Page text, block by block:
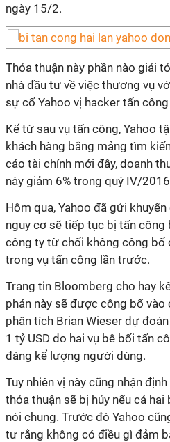
ngày 15/2.
Thỏa thuận này phần nào giải
nhà đầu tư về việc thương vụ
sự cố Yahoo vị hacker tấn
Kể từ sau vụ tấn công, Yahoo
khách hàng bằng mảng tìm
cáo tài chính mới đây, doanh
này giảm 6% trong quý IV/
Hôm qua, Yahoo đã gửi
nguy cơ sẽ tiếp tục bị tấn công
công ty từ chối không công bố
trong vụ tấn công lần trước.
Trang tin Bloomberg cho hay
phán này sẽ được công bố vào
phân tích Brian Wieser dự
1 tỷ USD do hai vụ bê bối tấn
đáng kể lượng người dùng.
Tuy nhiên vị này cũng nhận
thỏa thuận sẽ bị hủy nếu cả
nói chung. Trước đó Yahoo
tư rằng không có điều gì đảm